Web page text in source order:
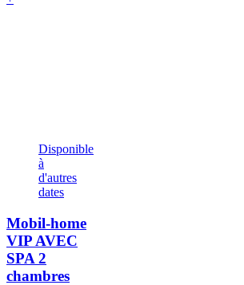
Disponible
à
d'autres
dates
Mobil-home
VIP AVEC
SPA 2
chambres